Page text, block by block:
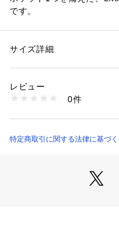
です。
ストラップ：-
ドウ x 1, ファスナーポケッ
性別：レディース
素材：表地：LiteHideレザー
商品番号：
SWL3009265 （ショップ）
サイズ詳細
レビュー
0件
特定商取引に関する法律に基づ